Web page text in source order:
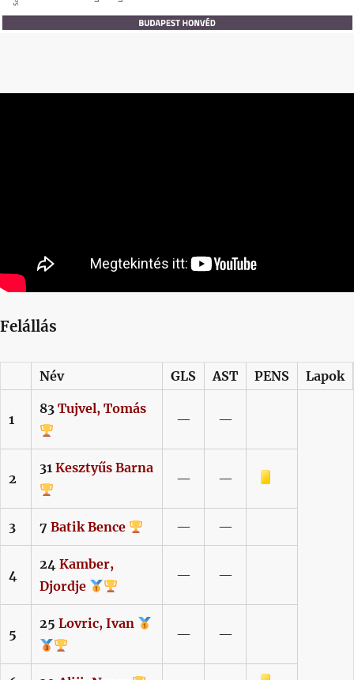
Felállás
Név GLS AST PENS Lapok
1
83 Tujvel, Tomás
— —
2
31 Kesztyűs Barna
— —
Sárga lap
3 7 Batik Bence — —
4
24 Kamber,
Djordje
— —
5
25 Lovric, Ivan
— —